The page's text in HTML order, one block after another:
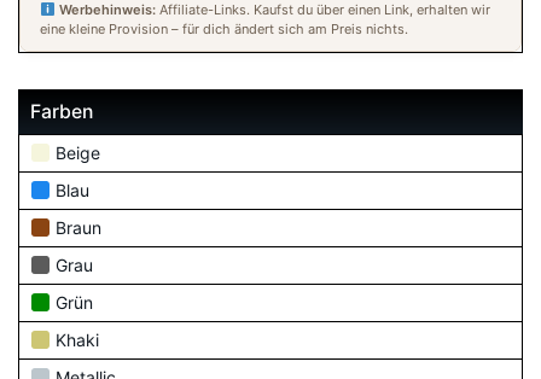
Werbehinweis:Affiliate-Links. Kaufst du über einen Link, erhalten wir
eine kleine Provision – für dich ändert sich am Preis nichts.
Farben
Beige
Blau
Braun
Grau
Grün
Khaki